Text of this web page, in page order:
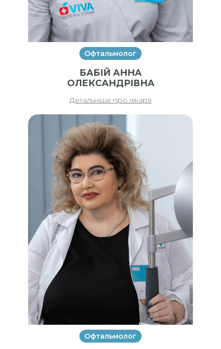
Офтальмолог
БАБІЙ АННА
ОЛЕКСАНДРІВНА
Детальніше про лікаря
Офтальмолог